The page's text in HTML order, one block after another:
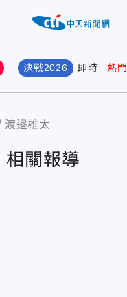
決戰2026 即時 熱門
渡邊雄太
相關報導